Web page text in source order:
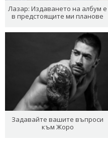
Лазар: Издаването на албум е
в предстоящите ми планове
Задавайте вашите въпроси
към Жоро